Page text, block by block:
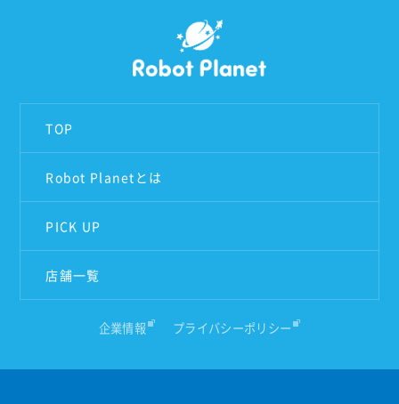
TOP
Robot Planetとは
PICK UP
店舗一覧
企業情報 プライバシーポリシー